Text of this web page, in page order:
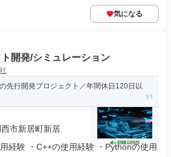
気になる
開発/シミュレーション
先行開発プロジェクト／年間休日120日以
市新居町新居
経験 ・C++の使用経験 ・Pythonの使用